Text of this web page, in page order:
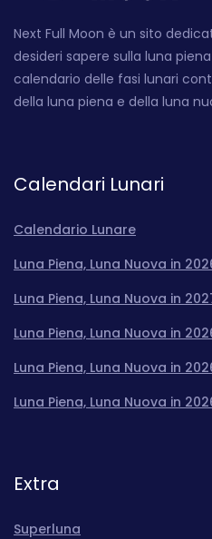
Next Full Moon è un sito
desideri sapere sulla luna
calendario delle fasi lunari
della luna piena e della luna
Calendari Lunari
Calendario Lunare
Luna Piena, Luna Nuova in
Luna Piena, Luna Nuova in
Luna Piena, Luna Nuova in
Luna Piena, Luna Nuova in
Luna Piena, Luna Nuova in
Extra
Superluna